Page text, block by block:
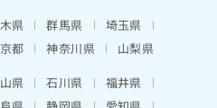
県 群馬県
埼玉県
都 神奈川県
山梨県
県 石川県
福井県